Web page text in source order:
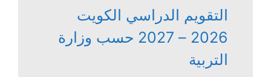
التقويم الدراسي الكويت
2026 – 2027 حسب وزارة
التربية